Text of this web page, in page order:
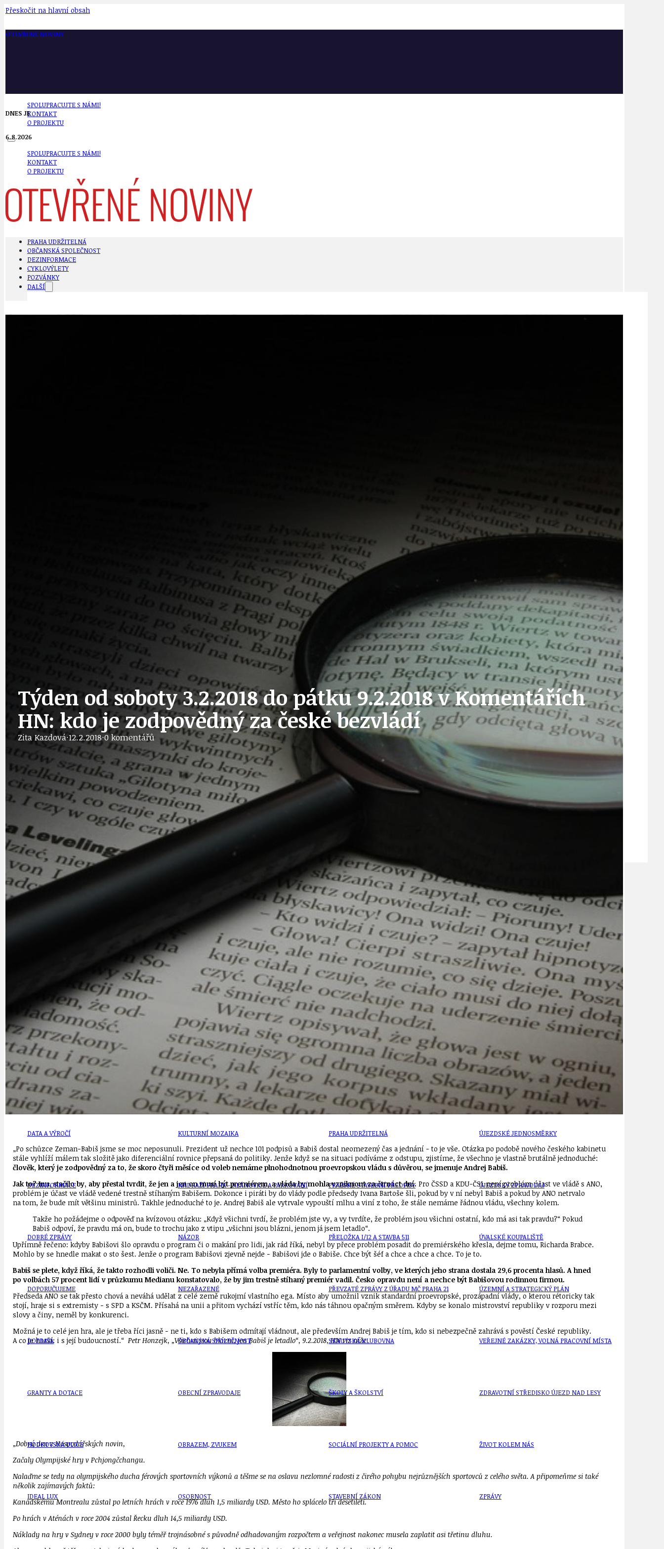
Přeskočit na hlavní obsah
OTEVŘENÉ NOVINY
SPOLUPRACUJTE S NÁMI!
KONTAKT
O PROJEKTU
SPOLUPRACUJTE S NÁMI!
KONTAKT
O PROJEKTU
DNES JE
6.8.2026
PRAHA UDRŽITELNÁ
OBČANSKÁ SPOLEČNOST
DEZINFORMACE
CYKLOVÝLETY
POZVÁNKY
DALŠÍ
DOPRAVA
GRANTY A DOTACE
HODKOVSKÁ ULICE
IDEAL LUX
NÁZOR
NEZAŘAZENÉ
OBČANSKÁ SPOLEČNOST
OBECNÍ ZPRAVODAJE
OBRAZEM, ZVUKEM
PRAŽSKÉ STAVEBNÍ PŘEDPISY
PŘELOŽKA I/12 A STAVBA 511
PŘEVZATÉ ZPRÁVY Z ÚŘADU MČ PRAHA 21
SKAUTSKÁ KLUBOVNA
ŠKOLY A ŠKOLSTVÍ
ÚJEZDSKÝ ZPRAVODAJ
ÚVALSKÉ KOUPALIŠTĚ
ÚZEMNÍ A STRATEGICKÝ PLÁN
VEŘEJNÉ ZAKÁZKY, VOLNÁ PRACOVNÍ MÍSTA
ZDRAVOTNÍ STŘEDISKO ÚJEZD NAD LESY
ŽIVOT KOLEM NÁS
PRAHA UDRŽITELNÁ
OBČANSKÁ SPOLEČNOST
BÁSNĚ. FEJETONY. SATIRA
CYKLOVÝLETY
DATA A VÝROČÍ
DEZINFORMACE
DOBRÉ ZPRÁVY
DOPORUČUJEME
DOPRAVA
GRANTY A DOTACE
HODKOVSKÁ ULICE
IDEAL LUX
JEDNOU VĚTOU
KLÁNOVICKÁ SPOJKA
KRUHOVÝ OBJEZD V KOLODĚJÍCH
KULTURNÍ MOZAIKA
NÁDRAŽÍ PRAHA - KLÁNOVICE A PARKOVÁNÍ
NÁZOR
NEZAŘAZENÉ
OBČANSKÁ SPOLEČNOST
OBECNÍ ZPRAVODAJE
OBRAZEM, ZVUKEM
OSOBNOST
PETICE, VÝZVY, HLASOVÁNÍ, SOUTĚŽE
POLITIKA
POZVÁNKY
PRAHA UDRŽITELNÁ
PRAŽSKÉ STAVEBNÍ PŘEDPISY
PŘELOŽKA I/12 A STAVBA 511
PŘEVZATÉ ZPRÁVY Z ÚŘADU MČ PRAHA 21
SKAUTSKÁ KLUBOVNA
ŠKOLY A ŠKOLSTVÍ
SOCIÁLNÍ PROJEKTY A POMOC
STAVEBNÍ ZÁKON
TÉMA
TÉMATA SPÍCÍ
UDRŽITELNOST
ÚJEZDSKÉ JEDNOSMĚRKY
ÚJEZDSKÝ ZPRAVODAJ
ÚVALSKÉ KOUPALIŠTĚ
ÚZEMNÍ A STRATEGICKÝ PLÁN
VEŘEJNÉ ZAKÁZKY, VOLNÁ PRACOVNÍ MÍSTA
ZDRAVOTNÍ STŘEDISKO ÚJEZD NAD LESY
ŽIVOT KOLEM NÁS
ZPRÁVY
Týden od soboty 3.2.2018 do pátku 9.2.2018 v Komentářích
HN: kdo je zodpovědný za české bezvládí
Zita Kazdová·12.2.2018·0 komentářů
„Po schůzce Zeman−Babiš jsme se moc neposunuli. Prezident už nechce 101 podpisů a Babiš dostal neomezený čas a jednání − to je vše. Otázka po podobě nového českého kabinetu
stále vyhlíží málem tak složitě jako diferenciální rovnice přepsaná do politiky. Jenže když se na situaci podíváme z odstupu, zjistíme, že všechno je vlastně brutálně jednoduché:
člověk, který je zodpovědný za to, že skoro čtyři měsíce od voleb nemáme plnohodnotnou proevropskou vládu s důvěrou, se jmenuje Andrej Babiš.
Jak to? Inu, stačilo by, aby přestal tvrdit, že jen a jen on musí být premiérem, a vláda by mohla vzniknout za čtrnáct dní. Pro ČSSD a KDU-ČSL není problém účast ve vládě s ANO,
problém je účast ve vládě vedené trestně stíhaným Babišem. Dokonce i piráti by do vlády podle předsedy Ivana Bartoše šli, pokud by v ní nebyl Babiš a pokud by ANO netrvalo
na tom, že bude mít většinu ministrů. Takhle jednoduché to je. Andrej Babiš ale vytrvale vypouští mlhu a viní z toho, že stále nemáme řádnou vládu, všechny kolem.
Takže ho požádejme o odpověď na kvízovou otázku: „Když všichni tvrdí, že problém jste vy, a vy tvrdíte, že problém jsou všichni ostatní, kdo má asi tak pravdu?“ Pokud
Babiš odpoví, že pravdu má on, bude to trochu jako z vtipu „všichni jsou blázni, jenom já jsem letadlo“.
Upřímně řečeno: kdyby Babišovi šlo opravdu o program či o makání pro lidi, jak rád říká, nebyl by přece problém posadit do premiérského křesla, dejme tomu, Richarda Brabce.
Mohlo by se hnedle makat o sto šest. Jenže o program Babišovi zjevně nejde − Babišovi jde o Babiše. Chce být šéf a chce a chce a chce. To je to.
Babiš se plete, když říká, že takto rozhodli voliči. Ne. To nebyla přímá volba premiéra. Byly to parlamentní volby, ve kterých jeho strana dostala 29,6 procenta hlasů. A hned
po volbách 57 procent lidí v průzkumu Medianu konstatovalo, že by jim trestně stíhaný premiér vadil. Česko opravdu není a nechce být Babišovou rodinnou firmou.
Předseda ANO se tak přesto chová a neváhá udělat z celé země rukojmí vlastního ega. Místo aby umožnil vznik standardní proevropské, prozápadní vlády, o kterou rétoricky tak
stojí, hraje si s extremisty − s SPD a KSČM. Přísahá na unii a přitom vychází vstříc těm, kdo nás táhnou opačným směrem. Kdyby se konalo mistrovství republiky v rozporu mezi
slovy a činy, neměl by konkurenci.
Možná je to celé jen hra, ale je třeba říci jasně − ne ti, kdo s Babišem odmítají vládnout, ale především Andrej Babiš je tím, kdo si nebezpečně zahrává s pověstí České republiky.
A co je horší: i s její budoucností.“ Petr Honzejk, „Všichni jsou blázni, jen Babiš je letadlo“, 9.2.2018, HN viz níže
„Dobrý den z Hospodářských novin,
Začaly Olympijské hry v Pchjongčchangu.
Nalaďme se tedy na olympijského ducha férových sportovních výkonů a těšme se na oslavu nezlomné radosti z čirého pohybu nejrůznějších sportovců z celého světa. A připomeňme si také
několik zajímavých faktů:
Kanadskému Montrealu zůstal po letních hrách v roce 1976 dluh 1,5 miliardy USD. Město ho splácelo tři desetiletí.
Po hrách v Aténách v roce 2004 zůstal Řecku dluh 14,5 miliardy USD.
Náklady na hry v Sydney v roce 2000 byly téměř trojnásobné s původně odhadovaným rozpočtem a veřejnost nakonec musela zaplatit asi třetinu dluhu.